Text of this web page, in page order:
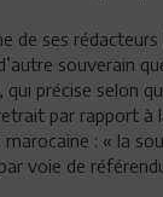
de ses
souverain
qui précise selon
par rapport à
: « la
voie de